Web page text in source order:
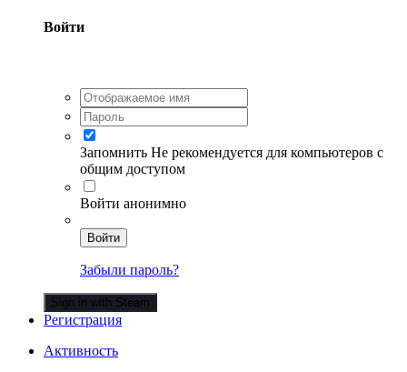
Войти
Запомнить Не рекомендуется для компьютеров с
общим доступом
Войти анонимно
Войти
Забыли пароль?
Sign in with Steam
Регистрация
Активность